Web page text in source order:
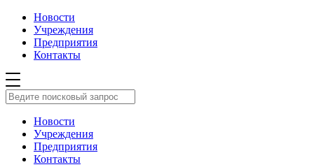
Новости
Учреждения
Предприятия
Контакты
Новости
Учреждения
Предприятия
Контакты